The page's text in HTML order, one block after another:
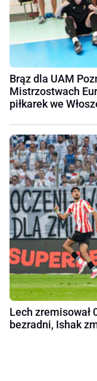
Brąz dla UAM
Mistrzostwach
piłkarek we
Lech zremisował
bezradni, Ishak